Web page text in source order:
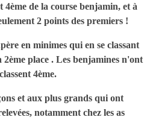
de la course benjamin, et à
2 points des premiers !
en minimes qui en se classant
2ème place . Les benjamines n'ont
4ème.
et aux plus grands qui ont
notamment chez les as